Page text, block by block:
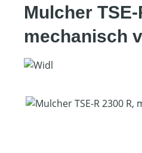
Mulcher TSE-
mechanisch
Bildergalerie überspringen